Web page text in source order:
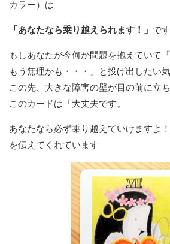
カラー）は
「あなたなら乗り越えられます！」 です
もしあなたが今何か問題を抱えていて
もう無理かも・・・」と投げ出したい
この先、大きな障害の壁が目の前に立
このカードは「大丈夫です。
あなたなら必ず乗り越えていけますよ
を伝えてくれています